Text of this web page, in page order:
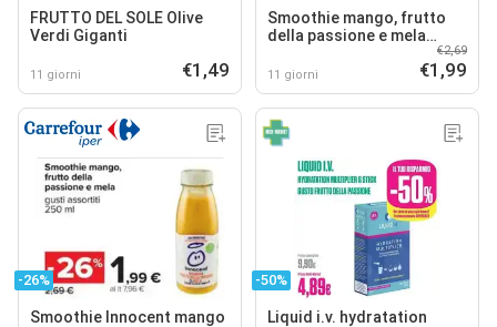
FRUTTO DEL SOLE Olive
Verdi Giganti
11 giorni €1,49
Smoothie mango, frutto
della passione e mela
11 giorni
€2,69
€1,99
-26%
Smoothie Innocent mango
-50%
Liquid i.v. hydratation